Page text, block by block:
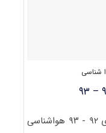
شناسی
دفترچه سوالات تخصصی آزمون دکتری ۹۲ - ۹۳ هواشناسی